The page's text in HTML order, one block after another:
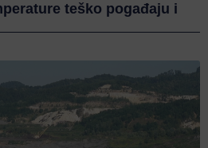
teško pogađaju i